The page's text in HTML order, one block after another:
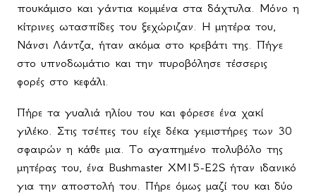
πουκάμισο και γάντια κομμένα στα δάχτυλα. Μόνο η
κίτρινες ωτασπίδες του ξεχώριζαν. Η μητέρα του,
Νάνσι Λάντζα, ήταν ακόμα στο κρεβάτι της. Πήγε
στο υπνοδωμάτιο και την πυροβόλησε τέσσερις
φορές στο κεφάλι.
Πήρε τα γυαλιά ηλίου του και φόρεσε ένα χακί
γιλέκο. Στις τσέπες του είχε δέκα γεμιστήρες των 30
σφαιρών η κάθε μια. Το αγαπημένο πολυβόλο της
μητέρας του, ένα Bushmaster XM15-E2S ήταν ιδανικό
για την αποστολή του. Πήρε όμως μαζί του και δύο